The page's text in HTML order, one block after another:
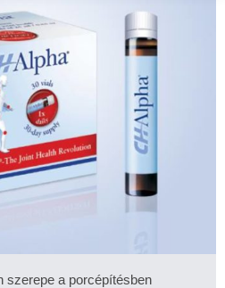
szerepe a porcépítésben